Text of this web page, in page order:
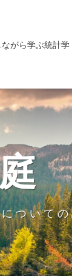
がら学ぶ統計学
ついて